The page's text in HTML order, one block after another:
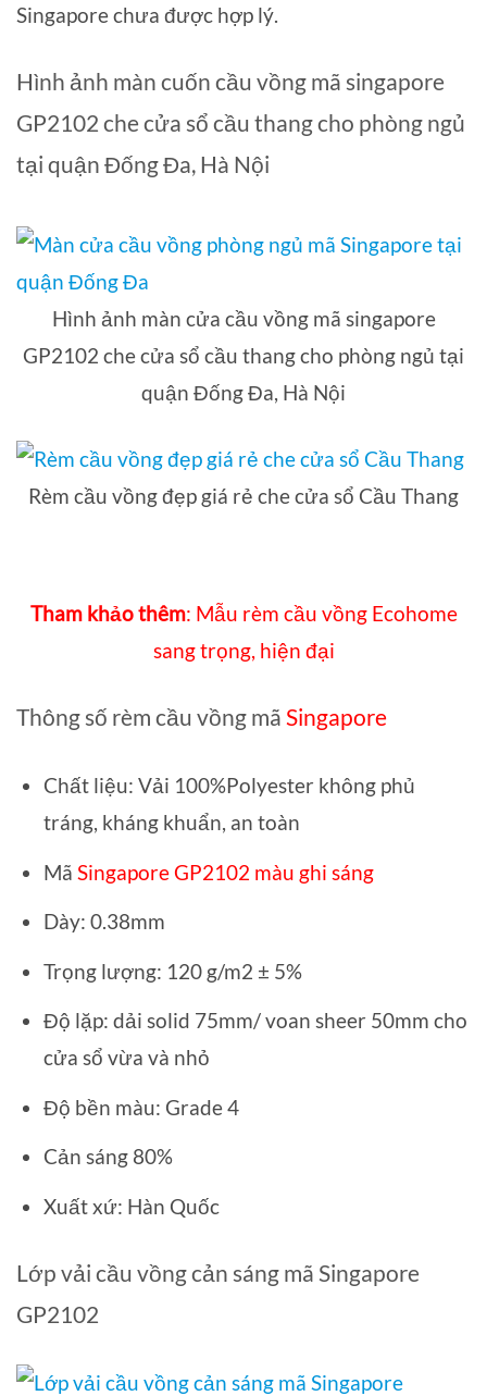
Singapore chưa được hợp lý.
Hình ảnh màn cuốn cầu vồng mã singapore
GP2102 che cửa sổ cầu thang cho phòng ngủ
tại quận Đống Đa, Hà Nội
Hình ảnh màn cửa cầu vồng mã singapore
GP2102 che cửa sổ cầu thang cho phòng ngủ tại
quận Đống Đa, Hà Nội
Rèm cầu vồng đẹp giá rẻ che cửa sổ Cầu Thang
Tham khảo thêm: Mẫu rèm cầu vồng Ecohome
sang trọng, hiện đại
Thông số rèm cầu vồng mã Singapore
Chất liệu: Vải 100%Polyester không phủ
tráng, kháng khuẩn, an toàn
Mã Singapore GP2102 màu ghi sáng
Dày: 0.38mm
Trọng lượng: 120 g/m2 ± 5%
Độ lặp: dải solid 75mm/ voan sheer 50mm cho
cửa sổ vừa và nhỏ
Độ bền màu: Grade 4
Cản sáng 80%
Xuất xứ: Hàn Quốc
Lớp vải cầu vồng cản sáng mã Singapore
GP2102